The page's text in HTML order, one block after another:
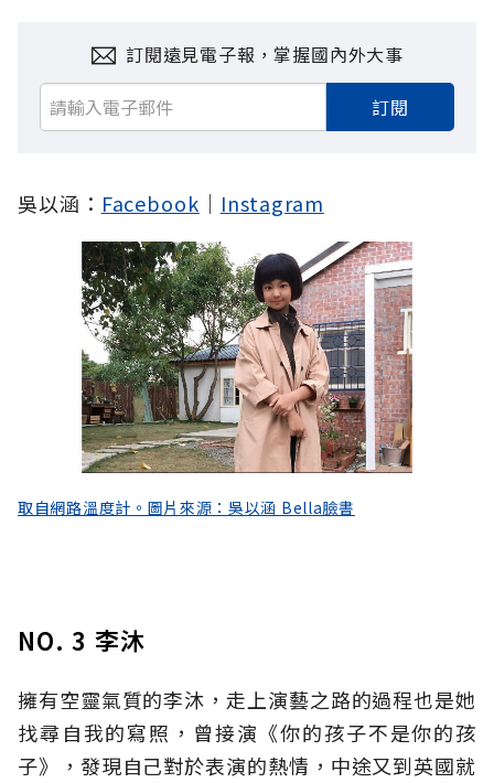
訂閱遠見電子報，掌握國內外大事
訂閱
吳以涵： Facebook ｜ Instagram
取自網路溫度計。圖片來源：吳以涵 Bella臉書
NO. 3 李沐
擁有空靈氣質的李沐，走上演藝之路的過程也是她
找尋自我的寫照，曾接演《你的孩子不是你的孩
子》，發現自己對於表演的熱情，中途又到英國就